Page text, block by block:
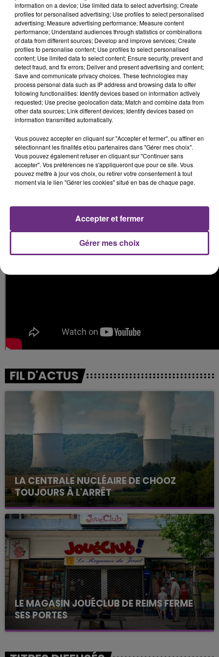
Parcours musical, s
amedi 25 novembre à partir
de20h, gratuit dans 4 bars de Saint-Dizier.
Zut y'a un bug !dimanche 26 novembre à 16h30 aux
Fuseaux, à Saint-Dizier
Un concert pour toute la famille.
FIL D'ACTUS
LA CENTRALE NUCLÉAIRE DE CHOOZ
TOUJOURS À L'ARRÊT
Cela fait déjà une semaine que la centrale
nucléaire ardennaise est à l'arrêt. Une situation
justifiée par la sécheresse intense qui est toujours
présente.
LE MAGASIN JOUÉCLUB DE REIMS FERME
SES PORTES
C'était l'une des institutions du centre-ville
fermer ses portes.
information on a device; Use limited data to select advertising; Create
profiles for personalised advertising; Use profiles to select personalised
advertising; Measure advertising performance; Measure content
performance; Understand audiences through statistics or combinations
of data from different sources; Develop and improve services; Create
profiles to personalise content; Use profiles to select personalised
content; Use limited data to select content; Ensure security, prevent and
detect fraud, and fix errors; Deliver and present advertising and content;
Save and communicate privacy choices. These technologies may
process personal data such as IP address and browsing data to offer
following functionalities: Identify devices based on information actively
requested; Use precise geolocation data; Match and combine data from
other data sources; Link different devices; Identify devices based on
information transmitted automatically.
Vous pouvez accepter en cliquant sur "Accepter et fermer", ou affiner en
sélectionnant les finalités et/ou partenaires dans "Gérer mes choix".
Vous pouvez également refuser en cliquant sur "Continuer sans
accepter". Vos préférences ne s'appliqueront que pour ce site. Vous
pouvez mettre à jour vos choix, ou retirer votre consentement à tout
moment via le lien "Gérer les cookies" situé en bas de chaque page.
Gérer mes choix
Accepter et fermer